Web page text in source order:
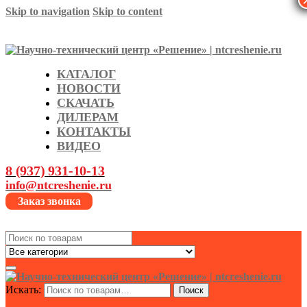
Skip to navigation Skip to content
КАТАЛОГ
НОВОСТИ
СКАЧАТЬ
ДИЛЕРАМ
КОНТАКТЫ
ВИДЕО
8 (937) 931-10-13
info@ntcreshenie.ru
Заказ звонка
Search
for:
Искать: Поиск